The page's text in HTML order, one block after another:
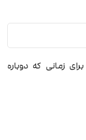
زمانی که دوباره